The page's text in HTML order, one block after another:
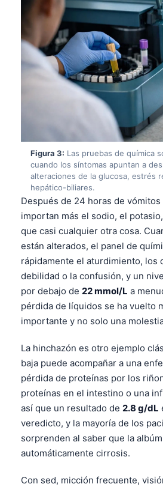
Figura 3: Las pruebas de química
cuando los síntomas apuntan a
alteraciones de la glucosa, estrés
hepático-biliares.
Después de 24 horas de vómitos
importan más el sodio, el
que casi cualquier otra cosa.
están alterados, el panel de
rápidamente el aturdimiento, los
debilidad o la confusión, y un
por debajo de 22 mmol/L a
pérdida de líquidos se ha vuelto
importante y no solo una
La hinchazón es otro ejemplo
baja puede acompañar a una
pérdida de proteínas por los
proteínas en el intestino o una
así que un resultado de 2.8 g/dL
veredicto, y la mayoría de los
sorprenden al saber que la
automáticamente cirrosis.
Con sed, micción frecuente,